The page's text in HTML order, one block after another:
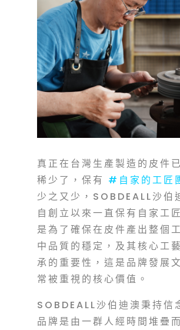
真正在台灣生產製造的皮件
稀少了，保有 #自家的工匠
少之又少， SOBDEALL沙伯
自創立以來一直保有自家工
是為了確保在皮件產出整個
中品質的穩定，及其核心工
承的重要性，這是品牌發展
常被重視的核心價值。
SOBDEALL沙伯迪澳秉持信
品牌是由一群人經時間堆疊